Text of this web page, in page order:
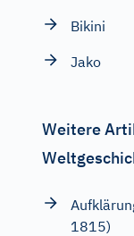
Bikini
Jako
Weitere
1815)